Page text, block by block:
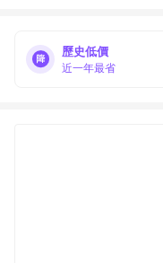
歷史低價
近一年最省